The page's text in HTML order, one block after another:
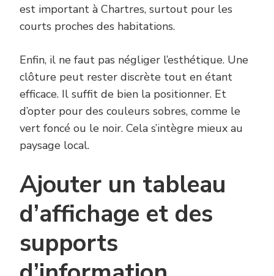
est important à Chartres, surtout pour les
courts proches des habitations.
Enfin, il ne faut pas négliger l’esthétique. Une
clôture peut rester discrète tout en étant
efficace. Il suffit de bien la positionner. Et
d’opter pour des couleurs sobres, comme le
vert foncé ou le noir. Cela s’intègre mieux au
paysage local.
Ajouter un tableau
d’affichage et des
supports